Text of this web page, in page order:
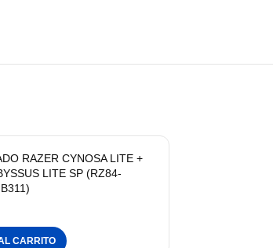
RAZER CYNOSA LITE +
LITE SP (RZ84-
CARRITO